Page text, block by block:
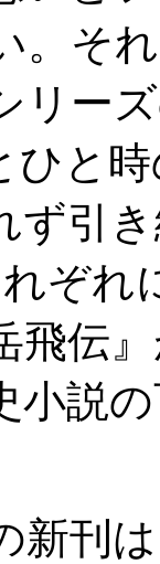
。そ
リー
ひと
ず引
ぞれ
飛伝
小説
刊